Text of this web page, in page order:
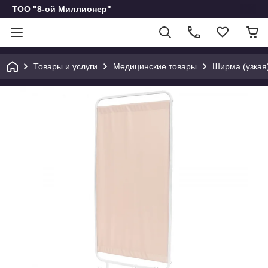
ТОО "8-ой Миллионер"
Товары и услуги Медицинские товары Ширма